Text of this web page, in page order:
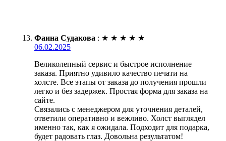
Фаина Судакова : ★ ★ ★ ★ ★
06.02.2025
Великолепный сервис и быстрое исполнение
заказа. Приятно удивило качество печати на
холсте. Все этапы от заказа до получения прошли
легко и без задержек. Простая форма для заказа на
сайте.
Связались с менеджером для уточнения деталей,
ответили оперативно и вежливо. Холст выглядел
именно так, как я ожидала. Подходит для подарка,
будет радовать глаз. Довольна результатом!